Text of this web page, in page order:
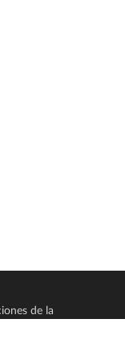
de la